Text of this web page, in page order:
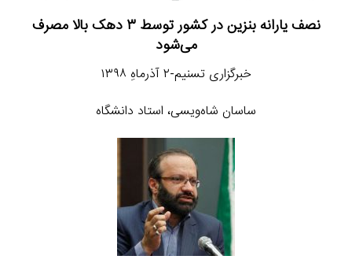
نصف یارانه بنزین در کشور توسط ۳ دهک بالا مصرف
می‌شود
خبرگزاری تسنیم-۲ آذرماهِ ۱۳۹۸
ساسان شاه‌ویسی، استاد دانشگاه